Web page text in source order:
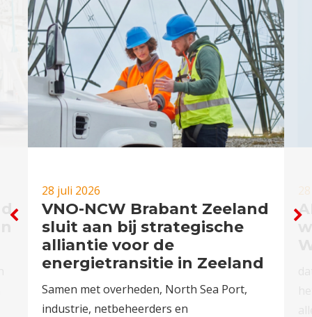
28 juli 2026
VNO-NCW Brabant Zeeland
sluit aan bij strategische
alliantie voor de
energietransitie in Zeeland
Samen met overheden, North Sea Port,
industrie, netbeheerders en